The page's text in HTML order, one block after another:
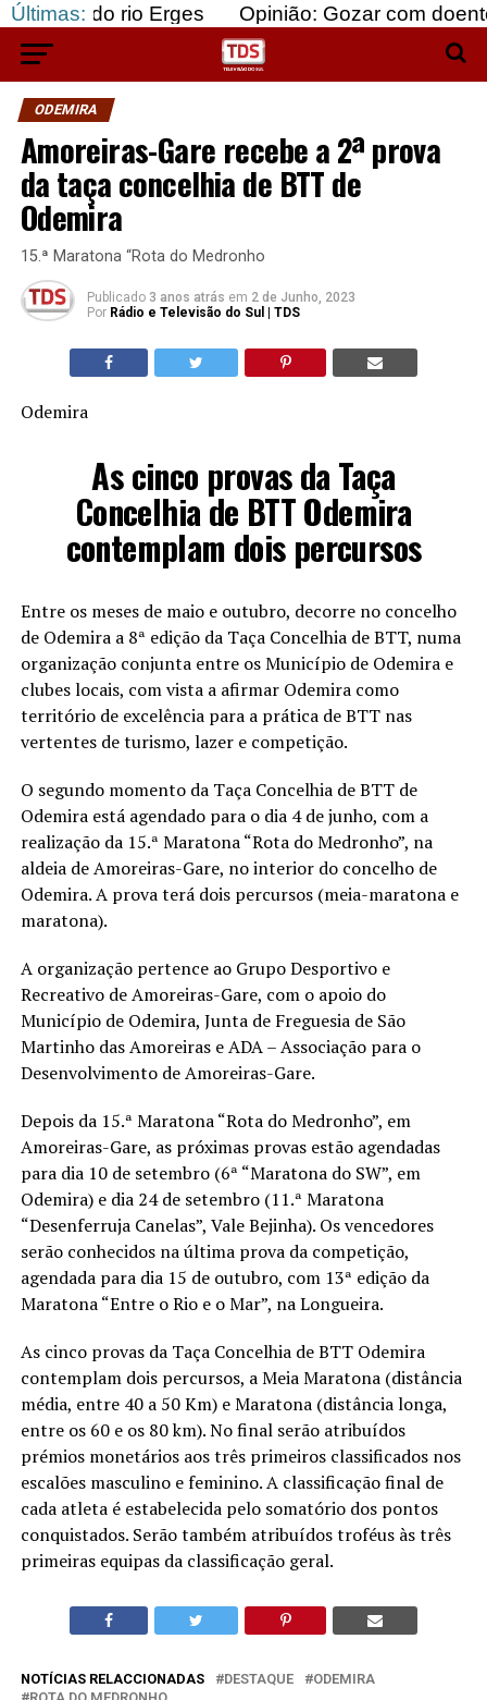
Últimas:
rio Erges Opinião: Gozar com doentes e
ODEMIRA
Amoreiras-Gare recebe a 2ª prova
da taça concelhia de BTT de
Odemira
15.ª Maratona “Rota do Medronho
Publicado 3 anos atrás em 2 de Junho, 2023
Por Rádio e Televisão do Sul | TDS
Odemira
As cinco provas da Taça
Concelhia de BTT Odemira
contemplam dois percursos
Entre os meses de maio e outubro, decorre no concelho
de Odemira a 8ª edição da Taça Concelhia de BTT, numa
organização conjunta entre os Município de Odemira e
clubes locais, com vista a afirmar Odemira como
território de excelência para a prática de BTT nas
vertentes de turismo, lazer e competição.
O segundo momento da Taça Concelhia de BTT de
Odemira está agendado para o dia 4 de junho, com a
realização da 15.ª Maratona “Rota do Medronho”, na
aldeia de Amoreiras-Gare, no interior do concelho de
Odemira. A prova terá dois percursos (meia-maratona e
maratona).
A organização pertence ao Grupo Desportivo e
Recreativo de Amoreiras-Gare, com o apoio do
Município de Odemira, Junta de Freguesia de São
Martinho das Amoreiras e ADA – Associação para o
Desenvolvimento de Amoreiras-Gare.
Depois da 15.ª Maratona “Rota do Medronho”, em
Amoreiras-Gare, as próximas provas estão agendadas
para dia 10 de setembro (6ª “Maratona do SW”, em
Odemira) e dia 24 de setembro (11.ª Maratona
“Desenferruja Canelas”, Vale Bejinha). Os vencedores
serão conhecidos na última prova da competição,
agendada para dia 15 de outubro, com 13ª edição da
Maratona “Entre o Rio e o Mar”, na Longueira.
As cinco provas da Taça Concelhia de BTT Odemira
contemplam dois percursos, a Meia Maratona (distância
média, entre 40 a 50 Km) e Maratona (distância longa,
entre os 60 e os 80 km). No final serão atribuídos
prémios monetários aos três primeiros classificados nos
escalões masculino e feminino. A classificação final de
cada atleta é estabelecida pelo somatório dos pontos
conquistados. Serão também atribuídos troféus às três
primeiras equipas da classificação geral.
NOTÍCIAS RELACCIONADAS DESTAQUE
ODEMIRA